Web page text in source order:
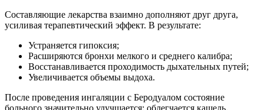
Составляющие лекарства взаимно дополняют друг друга,
усиливая терапевтический эффект. В результате:
Устраняется гипоксия;
Расширяются бронхи мелкого и среднего калибра;
Восстанавливается проходимость дыхательных путей;
Увеличивается объемы выдоха.
После проведения ингаляции с Беродуалом состояние
больного значительно улучшается: облегчается кашель,